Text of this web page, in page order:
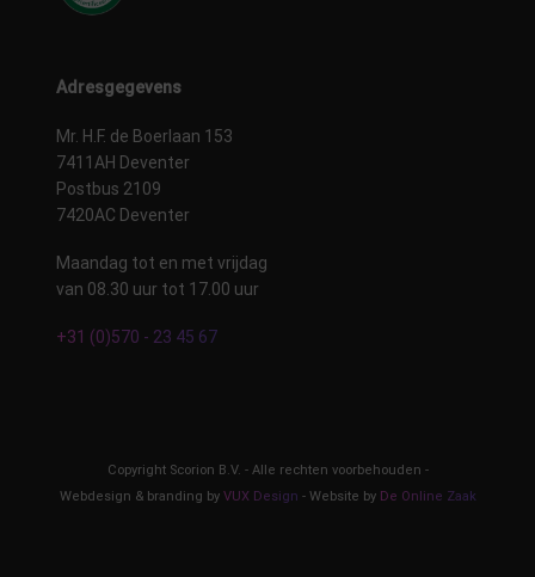
Adresgegevens
Mr. H.F. de Boerlaan 153
7411AH Deventer
Postbus 2109
7420AC Deventer
Maandag tot en met vrijdag
van 08.30 uur tot 17.00 uur
+31 (0)570 - 23 45 67
Copyright Scorion B.V. - Alle rechten voorbehouden -
Webdesign & branding by VUX Design - Website by De Online Zaak